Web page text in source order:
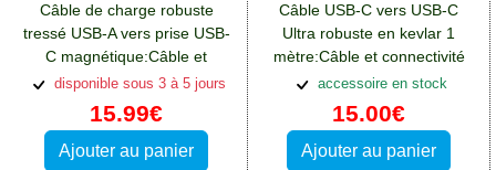
Câble de charge robuste
tressé USB-A vers prise USB-
C magnétique:Câble et
connectivité Blackberry Key2
disponible sous 3 à 5 jours
15.99€
Ajouter au panier
Câble USB-C vers USB-C
Ultra robuste en kevlar 1
mètre:Câble et connectivité
Blackberry Key2
accessoire en stock
15.00€
Ajouter au panier